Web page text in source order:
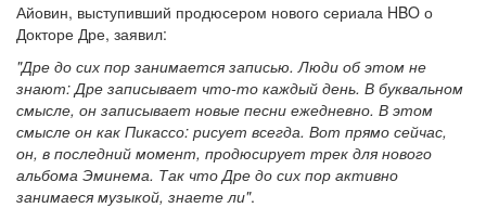
Айовин, выступивший продюсером нового сериала HBO о
Докторе Дре, заявил:
"Дре до сих пор занимается записью. Люди об этом не
знают: Дре записывает что-то каждый день. В буквальном
смысле, он записывает новые песни ежедневно. В этом
смысле он как Пикассо: рисует всегда. Вот прямо сейчас,
он, в последний момент, продюсирует трек для нового
альбома Эминема. Так что Дре до сих пор активно
занимаеся музыкой, знаете ли".